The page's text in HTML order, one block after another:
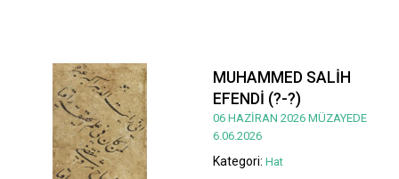
MUHAMMED SALİH
EFENDİ (?-?)
06 HAZİRAN 2026 MÜZAYEDE
6.06.2026
Kategori: Hat